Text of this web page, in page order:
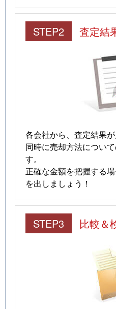
STEP2 査定結
各会社から、査定結果が
同時に売却方法につい
す。
正確な金額を把握する
を出しましょう！
STEP3 比較＆